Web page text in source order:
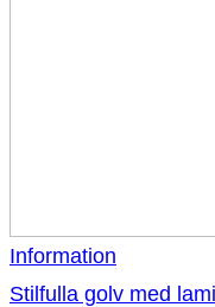
Information
Stilfulla golv med